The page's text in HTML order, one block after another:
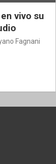
vivo su
Fagnani